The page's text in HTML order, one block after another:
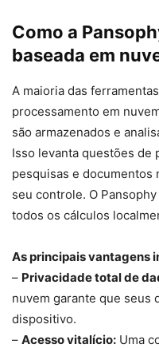
Como a
baseada em
A maioria das
processamento em
são armazenados e
Isso levanta questões de
pesquisas e documentos
seu controle. O
todos os cálculos
As principais vantagens
– Privacidade total de
nuvem garante que seus
dispositivo.
– Acesso vitalício: Uma